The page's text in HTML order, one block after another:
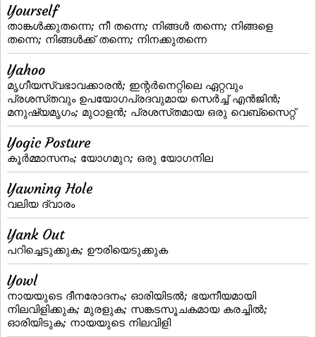
Yourself
താങ്കള്‍ക്കുതന്നെ; നീ തന്നെ; നിങ്ങള്‍ തന്നെ; നിങ്ങളെ
തന്നെ; നിങ്ങള്‍ക്ക്‌ തന്നെ; നിനക്കുതന്നെ
Yahoo
മൃഗീയസ്വഭാവക്കാരന്‍; ഇന്റര്‍നെറ്റിലെ ഏറ്റവും
പ്രശസ്‌തവും ഉപയോഗപ്രദവുമായ സെര്‍ച്ച്‌ എന്‍ജിന്‍;
മനുഷ്യമൃഗം; മുഠാളന്‍; പ്രശസ്‌തമായ ഒരു വെബ്‌സൈറ്റ്‌
Yogic Posture
കൂര്‍മ്മാസനം; യോഗമുറ; ഒരു യോഗനില
Yawning Hole
വലിയ ദ്വാരം
Yank Out
പറിച്ചെടുക്കുക; ഊരിയെടുക്കുക
Yowl
നായയുടെ ദീനരോദനം; ഓരിയിടല്‍; ഭയനീയമായി
നിലവിളിക്കുക; മുരളുക; സങ്കടസൂചകമായ കരച്ചില്‍;
ഓരിയിടുക; നായയുടെ നിലവിളി